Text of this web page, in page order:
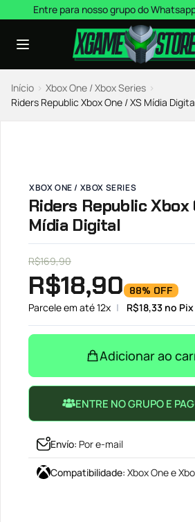
Pular para o conteúdo
Entre para nosso grupo do
Início › Xbox One / Xbox Series ›
Riders Republic Xbox One / XS Mídia
XBOX ONE / XBOX SERIES
Riders Republic Xbox
Mídia Digital
R$169,90
R$18,90 88% OFF
Parcele em até 12x R$18,33 no
Adicionar ao
ENTRE NO GRUPO E
Envío: Por e-mail
Compatibilidade: Xbox One e